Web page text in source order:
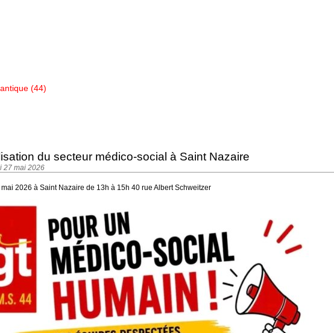
(44)
du secteur médico-social à Saint Nazaire
27 mai 2026
2026 à Saint Nazaire de 13h à 15h 40 rue Albert Schweitzer